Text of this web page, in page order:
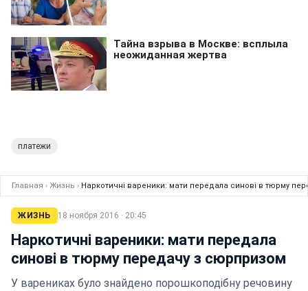
платежи
Главная › Жизнь › Наркотичні вареники: мати передала синові в тюрму
ЖИЗНЬ 18 ноября 2016 · 20:45
Наркотичні вареники: мати передала
синові в тюрму передачу з сюрпризом
У варениках було знайдено порошкоподібну речовину